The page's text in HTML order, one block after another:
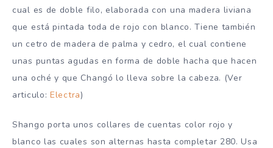
cual es de doble filo, elaborada con una madera liviana
que está pintada toda de rojo con blanco. Tiene también
un cetro de madera de palma y cedro, el cual contiene
unas puntas agudas en forma de doble hacha que hacen
una oché y que Changó lo lleva sobre la cabeza. (Ver
articulo:Electra)
Shango porta unos collares de cuentas color rojo y
blanco las cuales son alternas hasta completar 280. Usa